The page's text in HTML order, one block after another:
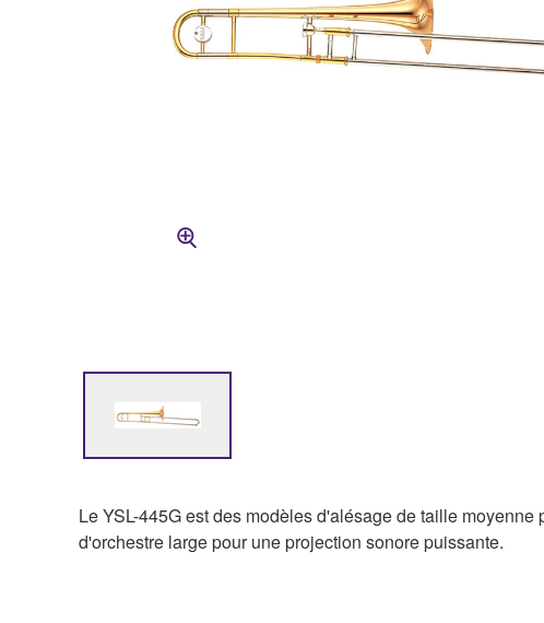
Le YSL-445G est des modèles d'alésage de taille
d'orchestre large pour une projection sonore puissante.